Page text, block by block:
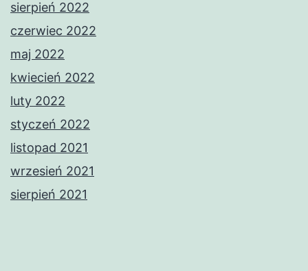
sierpień 2022
czerwiec 2022
maj 2022
kwiecień 2022
luty 2022
styczeń 2022
listopad 2021
wrzesień 2021
sierpień 2021